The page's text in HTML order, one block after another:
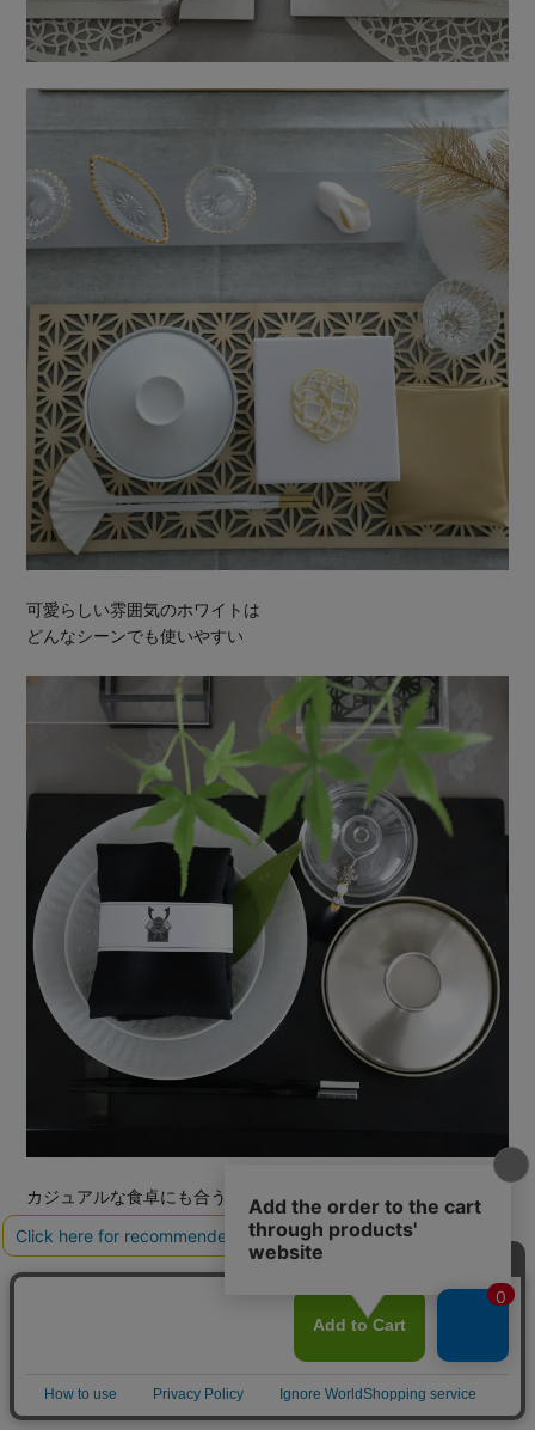
可愛らしい雰囲気のホワイトは
どんなシーンでも使いやすい
カジュアルな食卓にも合う
M苦楽園オリジナルのシルバー
直径135mm×高さ79mm, 約170g
素材 耐熱ABS樹脂、ウレタン